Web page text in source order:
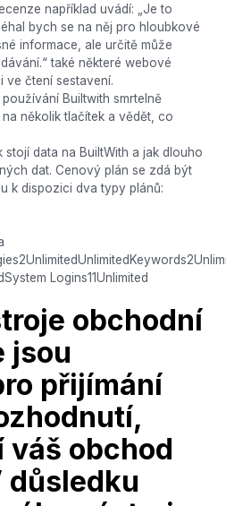
například uvádí: „Je to
bych se na něj pro hloubkové
informace, ale určitě může
také některé webové
ve čtení sestavení.
Builtwith smrtelně
několik tlačítek a vědět, co
stojí data na BuiltWith a jak dlouho
dat. Cenový plán se zdá být
k dispozici dva typy plánů:
Logins11Unlimited
obchodní
jsou
přijímání
váš obchod